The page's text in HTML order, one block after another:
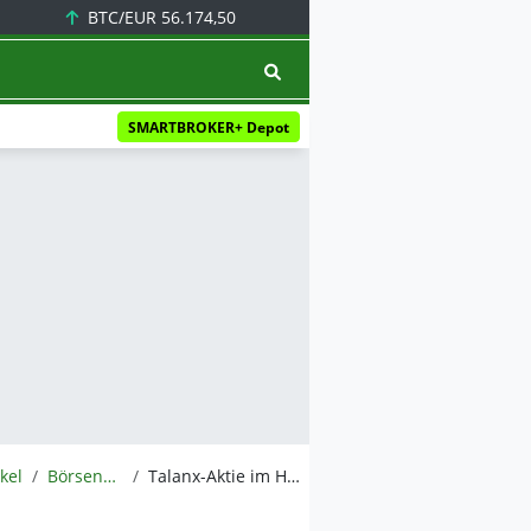
BTC/EUR 56.174,50
SMARTBROKER+ Depot
BörsenNEWS.de Talanx-Aktie im Höhenflug! Allianz-Konkurrent überzeugt mit starkem Gewinn